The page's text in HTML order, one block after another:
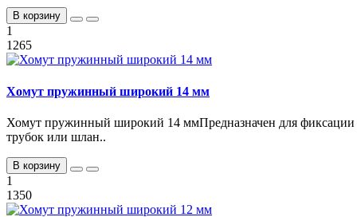
В корзину
1
1265
Хомут пружинный широкий 14 мм
Хомут пружинный широкий 14 ммПредназначен для фиксации
трубок или шлан..
В корзину
1
1350